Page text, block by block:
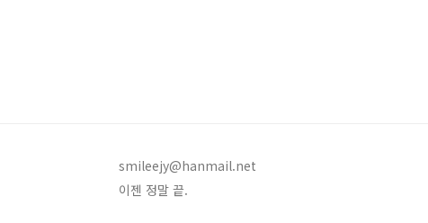
smileejy@hanmail.net
이젠 정말 끝.